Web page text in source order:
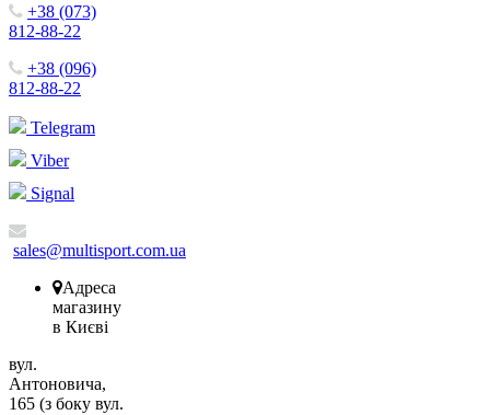
+38 (073)
812-88-22
+38 (096)
812-88-22
Telegram
Viber
Signal
sales@multisport.com.ua
Адреса
магазину
в Києві
вул.
Антоновича,
165 (з боку вул.